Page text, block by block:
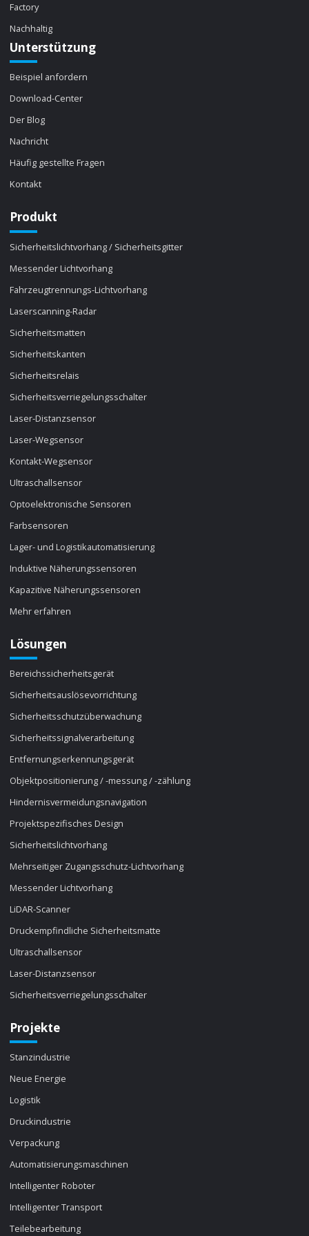
Factory
Nachhaltig
Unterstützung
Beispiel anfordern
Download-Center
Der Blog
Nachricht
Häufig gestellte Fragen
Kontakt
Produkt
Sicherheitslichtvorhang / Sicherheitsgitter
Messender Lichtvorhang
Fahrzeugtrennungs-Lichtvorhang
Laserscanning-Radar
Sicherheitsmatten
Sicherheitskanten
Sicherheitsrelais
Sicherheitsverriegelungsschalter
Laser-Distanzsensor
Laser-Wegsensor
Kontakt-Wegsensor
Ultraschallsensor
Optoelektronische Sensoren
Farbsensoren
Lager- und Logistikautomatisierung
Induktive Näherungssensoren
Kapazitive Näherungssensoren
Mehr erfahren
Lösungen
Bereichssicherheitsgerät
Sicherheitsauslösevorrichtung
Sicherheitsschutzüberwachung
Sicherheitssignalverarbeitung
Entfernungserkennungsgerät
Objektpositionierung / -messung / -zählung
Hindernisvermeidungsnavigation
Projektspezifisches Design
Sicherheitslichtvorhang
Mehrseitiger Zugangsschutz-Lichtvorhang
Messender Lichtvorhang
LiDAR-Scanner
Druckempfindliche Sicherheitsmatte
Ultraschallsensor
Laser-Distanzsensor
Sicherheitsverriegelungsschalter
Projekte
Stanzindustrie
Neue Energie
Logistik
Druckindustrie
Verpackung
Automatisierungsmaschinen
Intelligenter Roboter
Intelligenter Transport
Teilebearbeitung